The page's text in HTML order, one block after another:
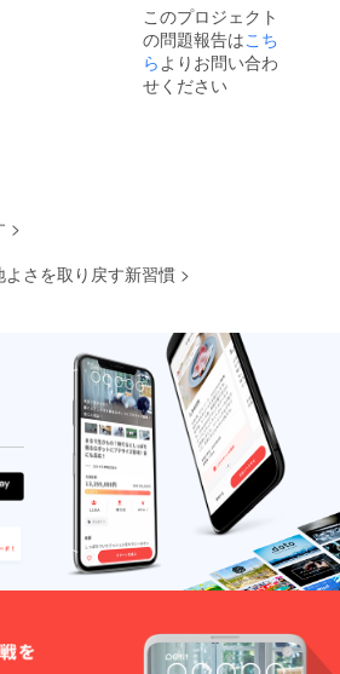
ンジ +
プレー
ン布
このプロジェクト
の問題報告はこち
ら よりお問い合わ
せください
>
さを取り戻す新習慣 >